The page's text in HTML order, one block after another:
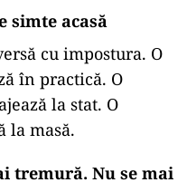
simte acasă
cu impostura. O
în practică. O
la stat. O
la masă.
tremură. Nu se mai